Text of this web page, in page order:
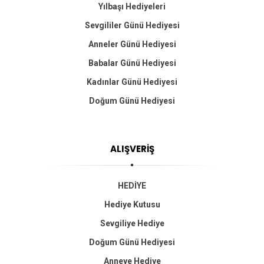
Yılbaşı Hediyeleri
Sevgililer Günü Hediyesi
Anneler Günü Hediyesi
Babalar Günü Hediyesi
Kadınlar Günü Hediyesi
Doğum Günü Hediyesi
ALIŞVERİŞ
HEDİYE
Hediye Kutusu
Sevgiliye Hediye
Doğum Günü Hediyesi
Anneye Hediye